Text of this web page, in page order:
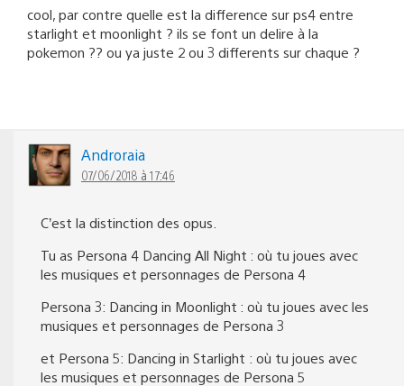
cool, par contre quelle est la difference sur ps4 entre
starlight et moonlight ? ils se font un delire à la
pokemon ?? ou ya juste 2 ou 3 differents sur chaque ?
Androraia
07/06/2018 à 17:46
C’est la distinction des opus.
Tu as Persona 4 Dancing All Night : où tu joues avec
les musiques et personnages de Persona 4
Persona 3: Dancing in Moonlight : où tu joues avec les
musiques et personnages de Persona 3
et Persona 5: Dancing in Starlight : où tu joues avec
les musiques et personnages de Persona 5